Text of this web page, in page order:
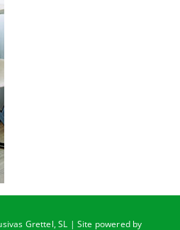
Grettel, SL | Site powered by